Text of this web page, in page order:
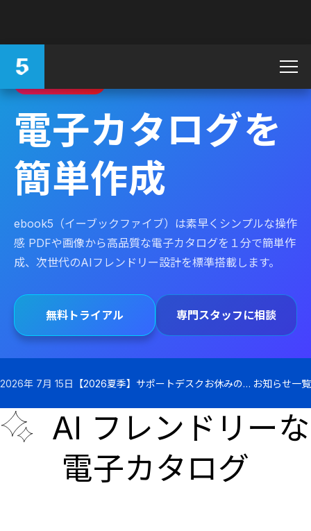
電子カタログを
簡単作成
ebook5（イーブックファイブ）は素早くシンプルな操作
感 PDFや画像から高品質な電子カタログを１分で簡単作
成、 次世代のAIフレンドリー設計を標準搭載します。
無料トライアル 専門スタッフに相談
2026年 7月 15日 【2026夏季】サポートデスクお休みのお知らせ お知らせ一覧
AI フレンドリーな
電子カタログ